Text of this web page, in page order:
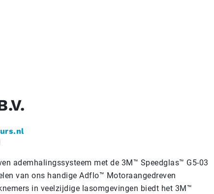
ademhalingssysteem met de 3M™ Speedglas™ G5-03
van ons handige Adflo™ Motoraangedreven
in veelzijdige lasomgevingen biedt het 3M™